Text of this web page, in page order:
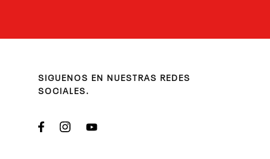
SIGUENOS EN NUESTRAS REDES
SOCIALES.